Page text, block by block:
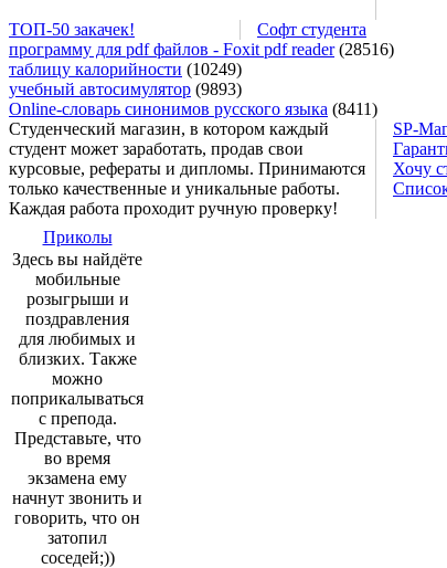
ТОП-50 закачек!
Софт студента
программу для pdf файлов - Foxit pdf reader(28516)
таблицу калорийности (10249)
учебный автосимулятор (9893)
Online-словарь синонимов русского языка (8411)
Студенческий магазин, в котором каждый
студент может заработать, продав свои
курсовые, рефераты и дипломы. Принимаются
только качественные и уникальные работы.
Каждая работа проходит ручную проверку!
SP-
Хочу
Приколы
Здесь вы найдёте
мобильные
розыгрыши и
поздравления
для любимых и
близких. Также
можно
поприкалываться
с препода.
Представьте, что
во время
экзамена ему
начнут звонить и
говорить, что он
затопил
соседей;))